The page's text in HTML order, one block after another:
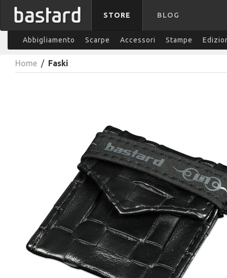
STORE BLOG
Abbigliamento Scarpe Accessori Stampe
Home / Faski